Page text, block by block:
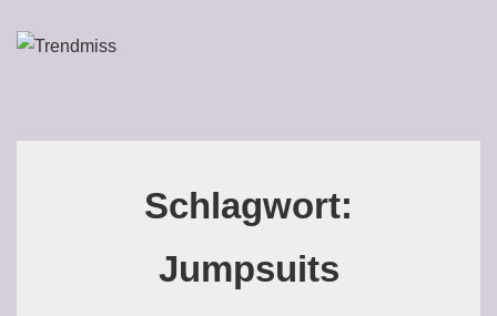
Zum
Navigation
Schlagwort:
Jumpsuits